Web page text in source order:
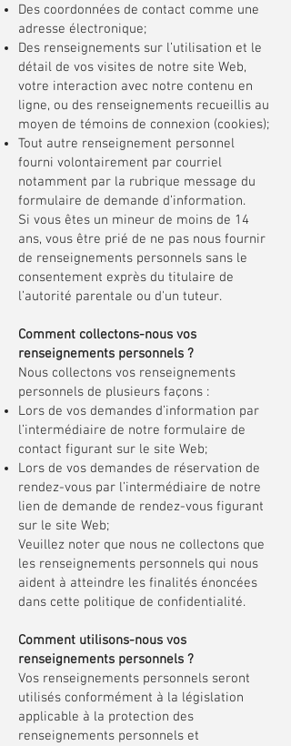
Des coordonnées de contact comme une
adresse électronique;
Des renseignements sur l’utilisation et le
détail de vos visites de notre site Web,
votre interaction avec notre contenu en
ligne, ou des renseignements recueillis au
moyen de témoins de connexion (cookies);
Tout autre renseignement personnel
fourni volontairement par courriel
notamment par la rubrique message du
formulaire de demande d’information.
Si vous êtes un mineur de moins de 14
ans, vous être prié de ne pas nous fournir
de renseignements personnels sans le
consentement exprès du titulaire de
l’autorité parentale ou d'un tuteur.
Comment collectons-nous vos
renseignements personnels ?
Nous collectons vos renseignements
personnels de plusieurs façons :​
Lors de vos demandes d’information par
l’intermédiaire de notre formulaire de
contact figurant sur le site Web;
Lors de vos demandes de réservation de
rendez-vous par l’intermédiaire de notre
lien de demande de rendez-vous figurant
sur le site Web;
Veuillez noter que nous ne collectons que
les renseignements personnels qui nous
aident à atteindre les finalités énoncées
dans cette politique de confidentialité.
Comment utilisons-nous vos
renseignements personnels ?
Vos renseignements personnels seront
utilisés conformément à la législation
applicable à la protection des
renseignements personnels et